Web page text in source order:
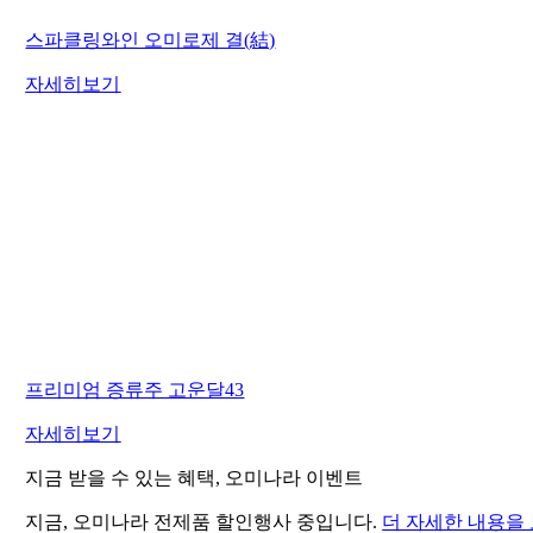
스파클링와인 오미로제 결(結)
자세히보기
프리미엄 증류주 고운달43
자세히보기
지금 받을 수 있는 혜택, 오미나라 이벤트
지금, 오미나라 전제품 할인행사 중입니다. 더 자세한 내용